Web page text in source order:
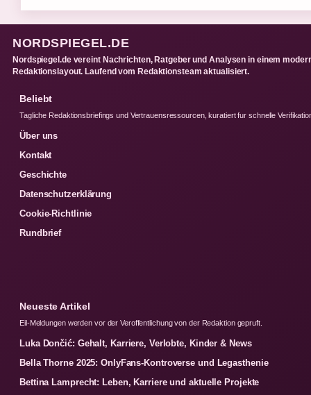
NORDSPIEGEL.DE
Nordspiegel.de vereint Nachrichten, Ratgeber und Analysen in einem
Redaktionslayout. Laufend vom Redaktionsteam aktualisiert.
Beliebt
Tagliche Redaktionsbriefings und Vertrauensressourcen, kuratiert fur schnelle
Über uns
Kontakt
Geschichte
Datenschutzerklärung
Cookie-Richtlinie
Rundbrief
Neueste Artikel
Eil-Meldungen werden vor der Veroffentlichung von der Redaktion gepruft.
Luka Dončić: Gehalt, Karriere, Verlobte, Kinder & News
Bella Thorne 2025: OnlyFans-Kontroverse und Legasthenie
Bettina Lamprecht: Leben, Karriere und aktuelle Projekte